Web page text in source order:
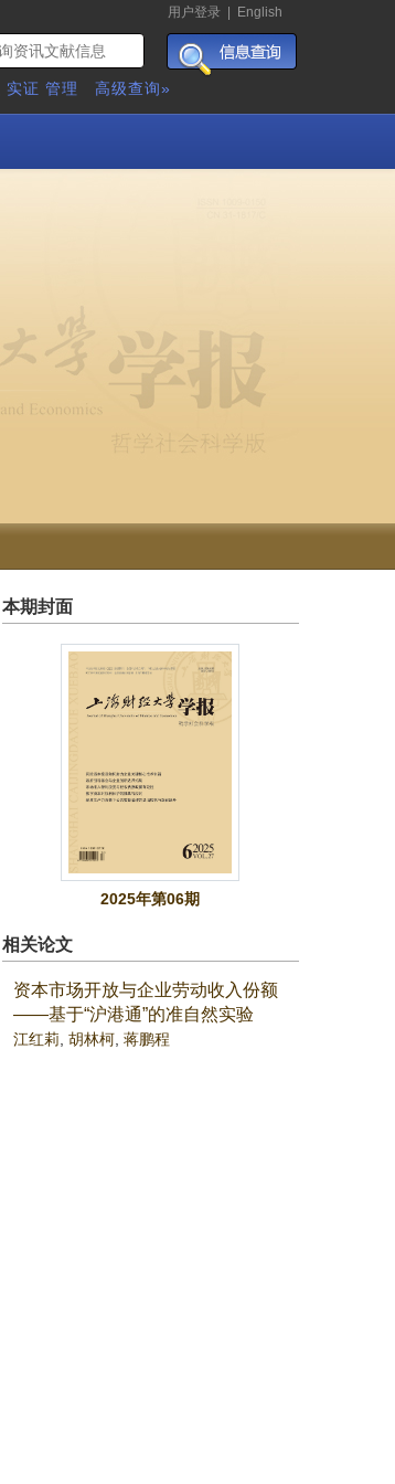
用户登录 English
实证 管理 高级查询»
本期封面
2025年第06期
相关论文
资本市场开放与企业劳动收入份额
——基于“沪港通”的准自然实验
江红莉 胡林柯, 蒋鹏程